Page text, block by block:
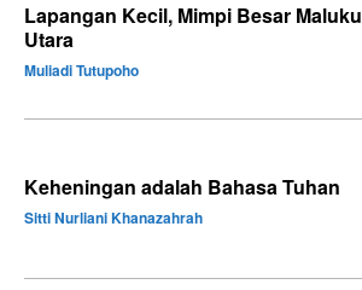
Lapangan Kecil, Mimpi Besar Maluku
Utara
Muliadi Tutupoho
Keheningan adalah Bahasa Tuhan
Sitti Nurliani Khanazahrah